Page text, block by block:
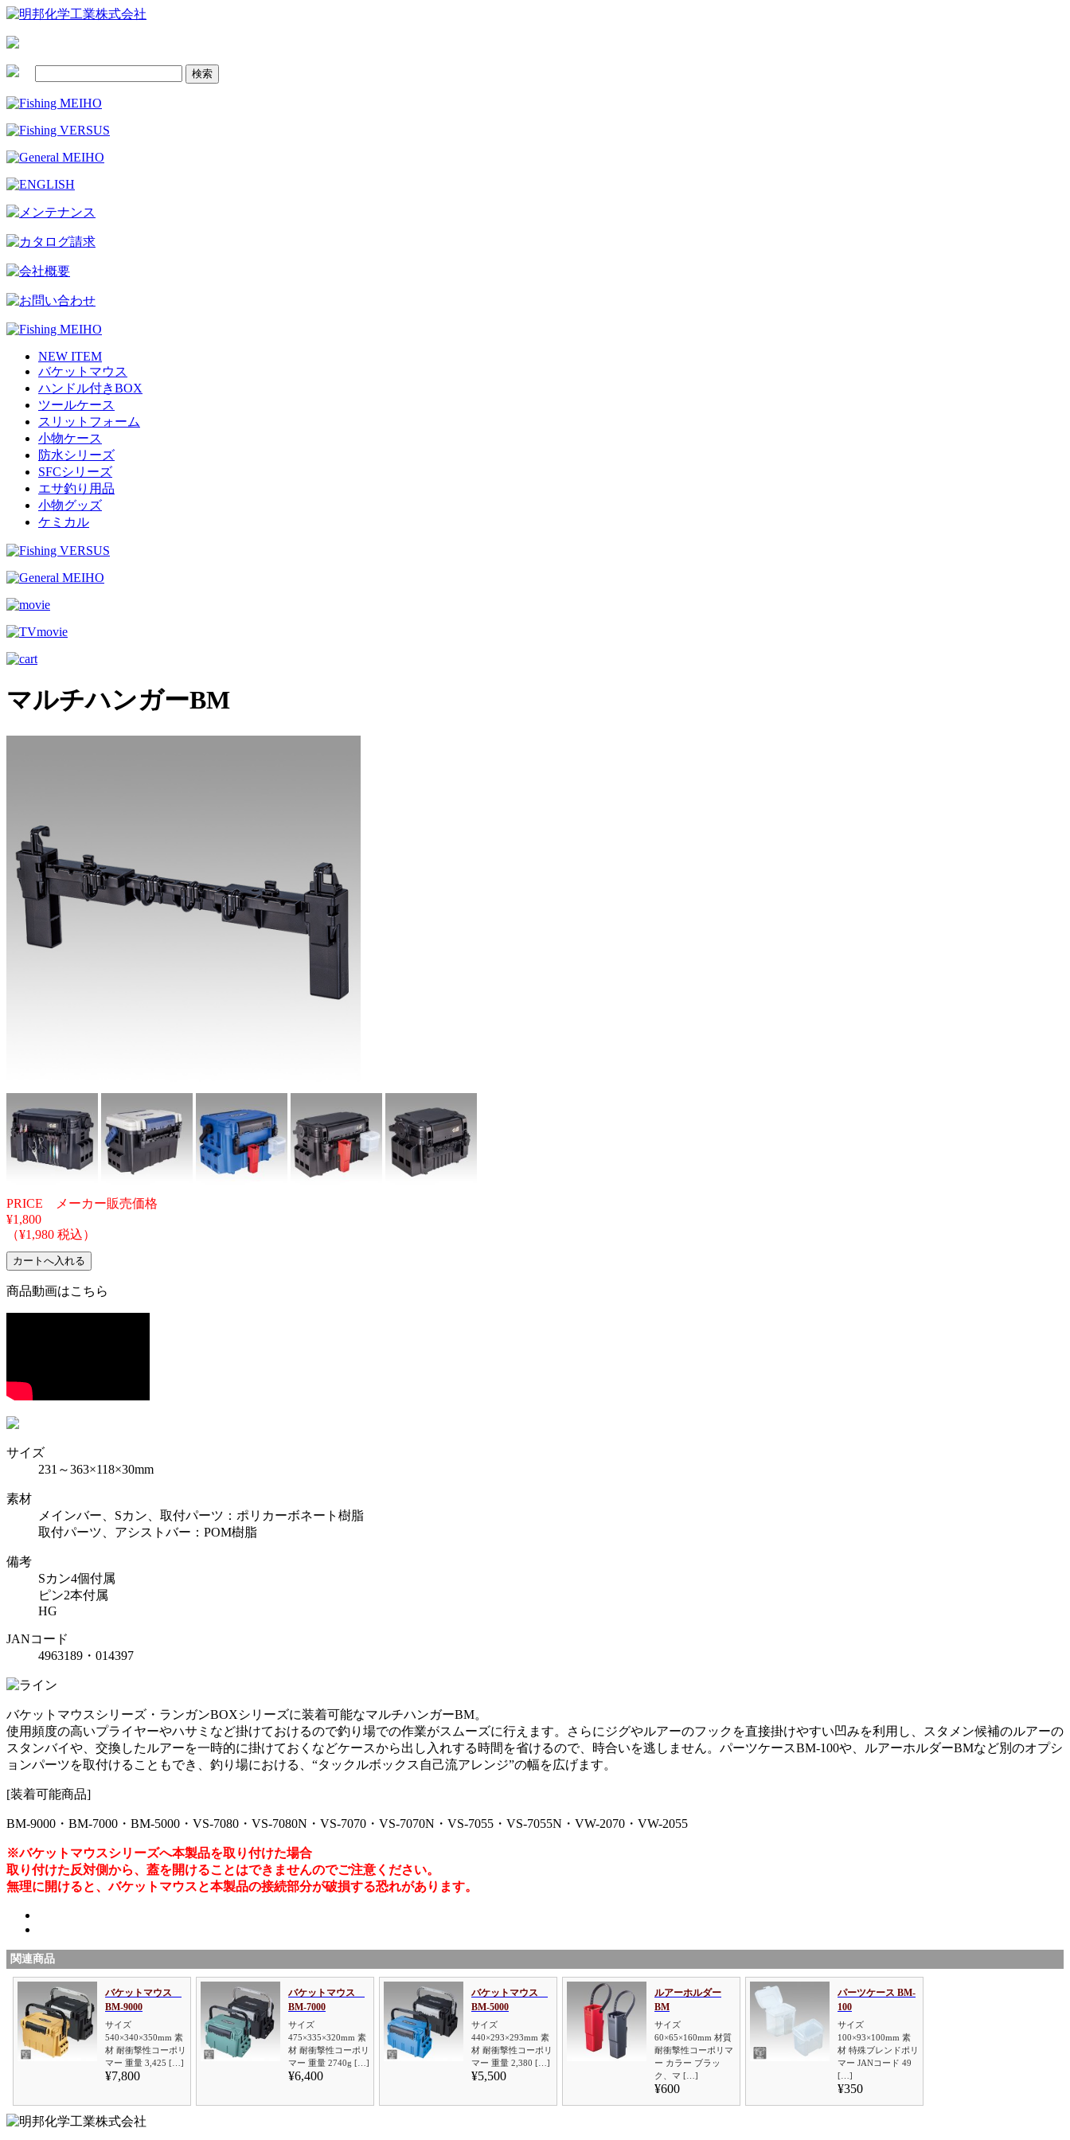
NEW ITEM
バケットマウス
ハンドル付きBOX
ツールケース
スリットフォーム
小物ケース
防水シリーズ
SFCシリーズ
エサ釣り用品
小物グッズ
ケミカル
マルチハンガーBM
PRICE メーカー販売価格
¥1,800
（¥1,980 税込）
商品動画はこちら
サイズ
231～363×118×30mm
素材
メインバー、Sカン、取付パーツ：ポリカーボネート樹脂
取付パーツ、アシストバー：POM樹脂
備考
Sカン4個付属
ピン2本付属
HG
JANコード
4963189・014397
バケットマウスシリーズ・ランガンBOXシリーズに装着可能なマルチハンガーBM。
使用頻度の高いプライヤーやハサミなど掛けておけるので釣り場での作業がスムーズに行えます。さらにジグやルアーのフックを直接掛けやすい凹みを利用し、スタメン候補のルアーの
スタンバイや、交換したルアーを一時的に掛けておくなどケースから出し入れする時間を省けるので、時合いを逃しません。パーツケースBM-100や、ルアーホルダーBMなど別のオプシ
ョンパーツを取付けることもでき、釣り場における、“タックルボックス自己流アレンジ”の幅を広げます。
[装着可能商品]
BM-9000・BM-7000・BM-5000・VS-7080・VS-7080N・VS-7070・VS-7070N・VS-7055・VS-7055N・VW-2070・VW-2055
※バケットマウスシリーズへ本製品を取り付けた場合
取り付けた反対側から、蓋を開けることはできませんのでご注意ください。
無理に開けると、バケットマウスと本製品の接続部分が破損する恐れがあります。
関連商品
バケットマウス
BM-9000
サイズ
540×340×350mm 素
材 耐衝撃性コーポリ
マー 重量 3,425 […]
¥7,800
バケットマウス
BM-7000
サイズ
475×335×320mm 素
材 耐衝撃性コーポリ
マー 重量 2740g […]
¥6,400
バケットマウス
BM-5000
サイズ
440×293×293mm 素
材 耐衝撃性コーポリ
マー 重量 2,380 […]
¥5,500
ルアーホルダー
BM
サイズ
60×65×160mm 材質
耐衝撃性コーポリマ
ー カラー ブラッ
ク、マ […]
¥600
パーツケース BM-
100
サイズ
100×93×100mm 素
材 特殊ブレンドポリ
マー JANコード 49
[…]
¥350